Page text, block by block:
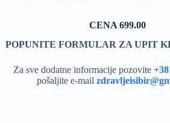
CENA 699.00
POPUNITE FORMULAR ZA UPIT
Za sve dodatne informacije pozovite
pošaljite e-mail